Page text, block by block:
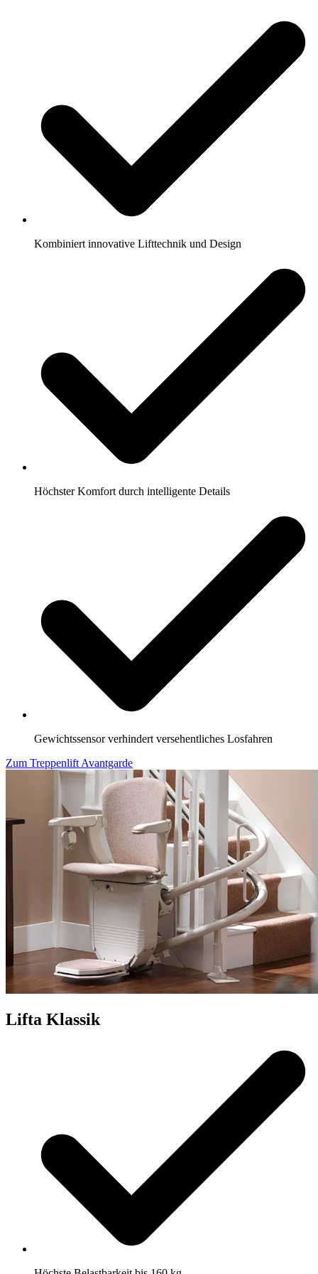
Kombiniert innovative Lifttechnik und Design
Höchster Komfort durch intelligente Details
Gewichtssensor verhindert versehentliches Losfahren
Zum Treppenlift Avantgarde
Lifta Klassik